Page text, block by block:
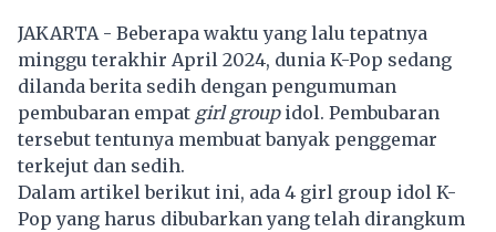
JAKARTA - Beberapa waktu yang lalu tepatnya
minggu terakhir April 2024, dunia K-Pop sedang
dilanda berita sedih dengan pengumuman
pembubaran empat girl group idol. Pembubaran
tersebut tentunya membuat banyak penggemar
terkejut dan sedih.
Dalam artikel berikut ini, ada 4 girl group idol K-
Pop yang harus dibubarkan yang telah dirangkum